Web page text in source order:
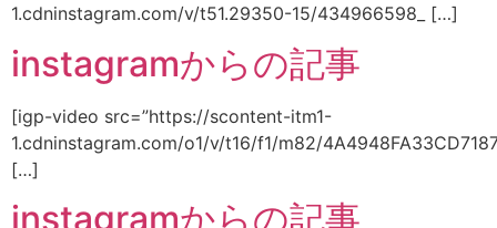
1.cdninstagram.com/v/t51.29350-15/434966598_ […]
instagramからの記事
[igp-video src=”https://scontent-itm1-
1.cdninstagram.com/o1/v/t16/f1/m82/
[…]
instagramからの記事